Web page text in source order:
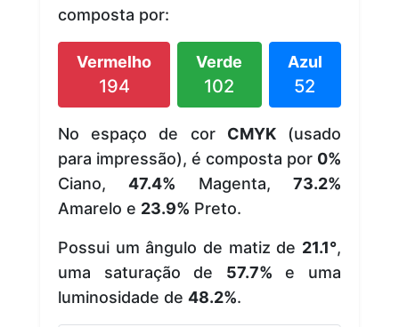
composta por:
Vermelho
194
Verde
102
Azul
52
No espaço de cor CMYK(usado
para impressão), é composta por 0%
Ciano,47.4% Magenta,73.2%
Amarelo e 23.9% Preto.
Possui um ângulo de matiz de 21.1°,
uma saturação de 57.7% e uma
luminosidade de 48.2%.